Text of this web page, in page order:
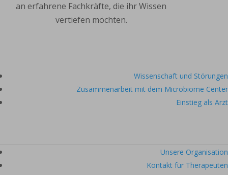
an erfahrene Fachkräfte, die ihr Wissen
vertiefen möchten.
Wissenschaft und Störungen
Zusammenarbeit mit dem Microbiome Center
Einstieg als Arzt
Unsere Organisation
Kontakt für Therapeuten